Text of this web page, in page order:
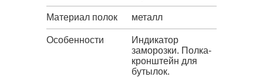
Материал полок металл
Особенности
Индикатор
заморозки. Полка-
кронштейн для
бутылок.